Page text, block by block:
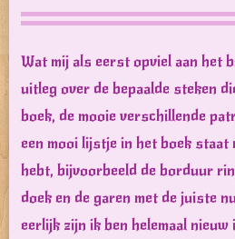
Wat mij als eerst opviel aan het
uitleg over de bepaalde steken
boek, de mooie verschillende
een mooi lijstje in het boek staat
hebt, bijvoorbeeld de borduur
doek en de garen met de juiste
eerlijk zijn ik ben helemaal